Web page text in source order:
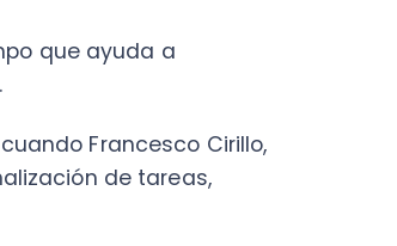
solo 10
su creador de